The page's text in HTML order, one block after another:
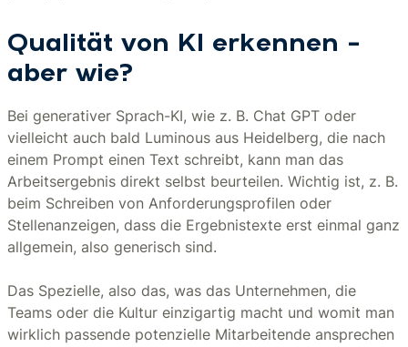
Qualität von KI erkennen –
aber wie?
Bei generativer Sprach-KI, wie z. B. Chat GPT oder
vielleicht auch bald Luminous aus Heidelberg, die nach
einem Prompt einen Text schreibt, kann man das
Arbeitsergebnis direkt selbst beurteilen. Wichtig ist, z. B.
beim Schreiben von Anforderungsprofilen oder
Stellenanzeigen, dass die Ergebnistexte erst einmal ganz
allgemein, also generisch sind.
Das Spezielle, also das, was das Unternehmen, die
Teams oder die Kultur einzigartig macht und womit man
wirklich passende potenzielle Mitarbeitende ansprechen